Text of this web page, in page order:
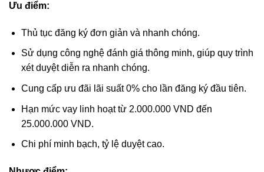
Ưu điểm:
Thủ tục đăng ký đơn giản và nhanh chóng.
Sử dụng công nghệ đánh giá thông minh, giúp quy trình
xét duyệt diễn ra nhanh chóng.
Cung cấp ưu đãi lãi suất 0% cho lần đăng ký đầu tiên.
Hạn mức vay linh hoạt từ 2.000.000 VND đến
25.000.000 VND.
Chi phí minh bạch, tỷ lệ duyệt cao.